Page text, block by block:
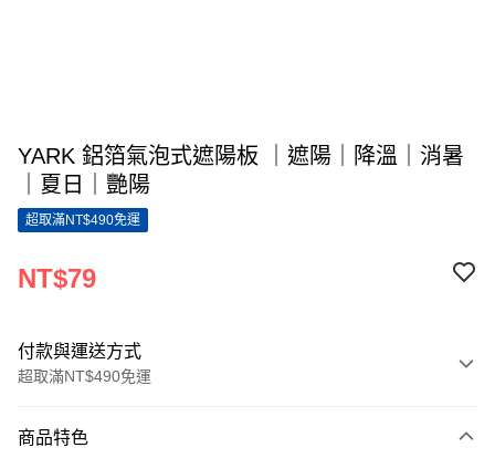
YARK 鋁箔氣泡式遮陽板 ｜遮陽｜降溫｜消暑
｜夏日｜艷陽
超取滿NT$490免運
NT$79
付款與運送方式
超取滿NT$490免運
信用卡一次付款
商品特色